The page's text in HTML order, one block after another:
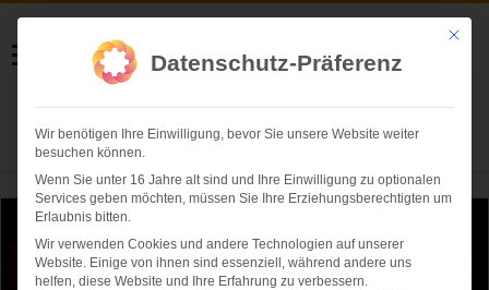
Helmut Swoboda
Fotografie
Herzlich willkommen
Mit
Datenschutz-Präferenz
Wir benötigen Ihre Einwilligung, bevor Sie unsere Website weiter
besuchen können.
Wenn Sie unter 16 Jahre alt sind und Ihre Einwilligung zu optionalen
Services geben möchten, müssen Sie Ihre Erziehungsberechtigten um
Erlaubnis bitten.
Wir verwenden Cookies und andere Technologien auf unserer
Website. Einige von ihnen sind essenziell, während andere uns
helfen, diese Website und Ihre Erfahrung zu verbessern.